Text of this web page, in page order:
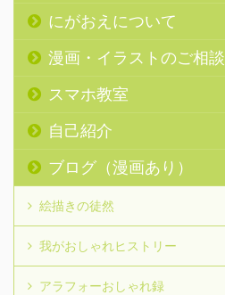
にがおえについて
漫画・イラストのご相談
スマホ教室
自己紹介
ブログ（漫画あり）
絵描きの徒然
我がおしゃれヒストリー
アラフォーおしゃれ録